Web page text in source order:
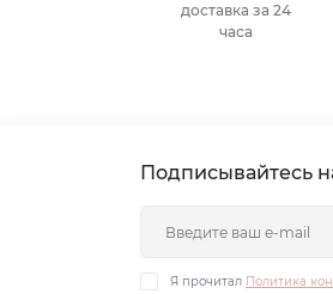
доставка за 24
часа
Подписывайтесь
Я прочитал Политика